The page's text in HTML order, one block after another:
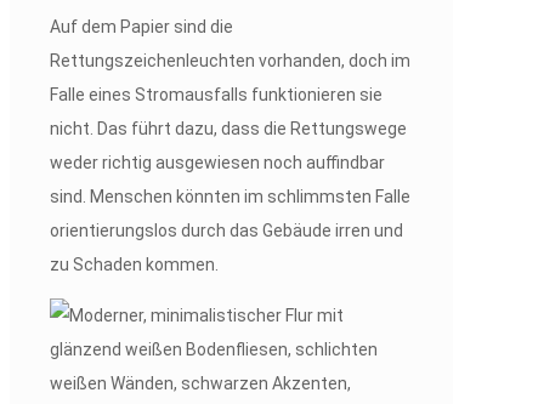
Auf dem Papier sind die
Rettungszeichenleuchten vorhanden, doch im
Falle eines Stromausfalls funktionieren sie
nicht. Das führt dazu, dass die Rettungswege
weder richtig ausgewiesen noch auffindbar
sind. Menschen könnten im schlimmsten Falle
orientierungslos durch das Gebäude irren und
zu Schaden kommen.